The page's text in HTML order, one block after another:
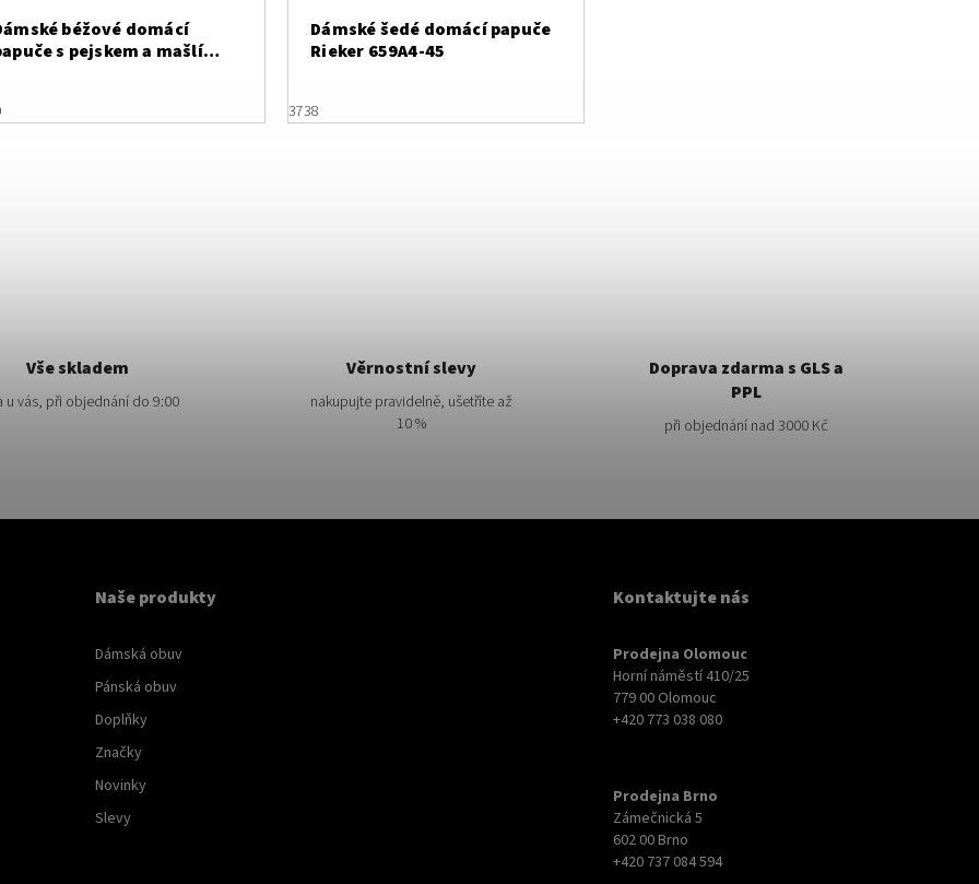
béžové domácí
s pejskem a mašlí
Dámské šedé domácí papuče
Rieker 659A4-45
3738
Vše skladem
u vás, při objednání do 9:00
Věrnostní slevy
nakupujte pravidelně, ušetříte až
10 %
Doprava zdarma s GLS a
PPL
při objednání nad 3000 Kč
Naše produkty
Dámská obuv
Pánská obuv
Doplňky
Značky
Novinky
Slevy
Kontaktujte nás
Prodejna Olomouc
Horní náměstí 410/25
779 00 Olomouc
+420 773 038 080
Prodejna Brno
Zámečnická 5
602 00 Brno
+420 737 084 594